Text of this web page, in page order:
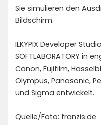
Sie simulieren den
Bildschirm.
ILKYPIX Developer
SOFTLABORATORY in
Canon, Fujifilm,
Olympus, Panasonic,
und Sigma entwickelt.
Quelle/Foto: franzis.de